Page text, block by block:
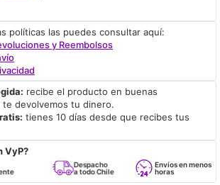
políticas las puedes consultar aquí:
y Reembolsos
recibe el producto en buenas
devolvemos tu dinero.
tienes 10 días desde que recibes tus
VyP?
Despacho
a todo Chile
Envíos en menos de 24
horas